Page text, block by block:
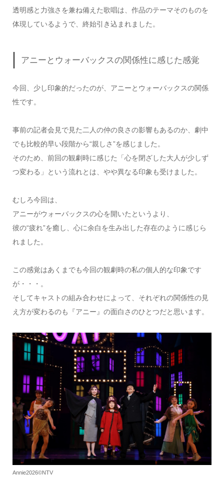
透明感と力強さを兼ね備えた歌唱は、作品のテーマそのものを
体現しているようで、終始引き込まれました。
アニーとウォーバックスの関係性に感じた感覚
今回、少し印象的だったのが、アニーとウォーバックスの関係
性です。
事前の記者会見で見た二人の仲の良さの影響もあるのか、劇中
でも比較的早い段階から“親しさ”を感じました。
そのため、前回の観劇時に感じた「心を閉ざした大人が少しず
つ変わる」という流れとは、やや異なる印象も受けました。
むしろ今回は、
アニーがウォーバックスの心を開いたというより、
彼の“疲れ”を癒し、心に余白を生み出した存在のように感じら
れました。
この感覚はあくまでも今回の観劇時の私の個人的な印象です
が・・・。
そしてキャストの組み合わせによって、それぞれの関係性の見
え方が変わるのも『アニー』の面白さのひとつだと思います。
Annie2026©NTV